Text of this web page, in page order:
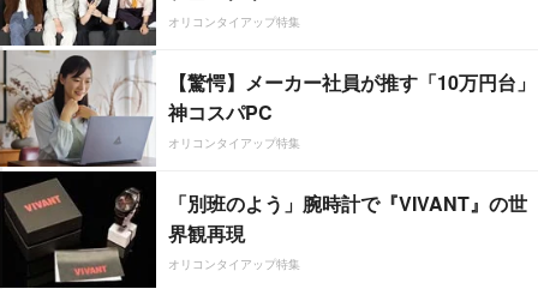
オリコンタイアップ特集
【驚愕】メーカー社員が推す「10万円台」
神コスパPC
オリコンタイアップ特集
「別班のよう」腕時計で『VIVANT』の世
界観再現
オリコンタイアップ特集